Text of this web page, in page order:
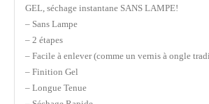
GEL, séchage instantane SANS LAMPE!
– Sans Lampe
– 2 étapes
– Facile à enlever (comme un vernis à ongle
– Finition Gel
– Longue Tenue